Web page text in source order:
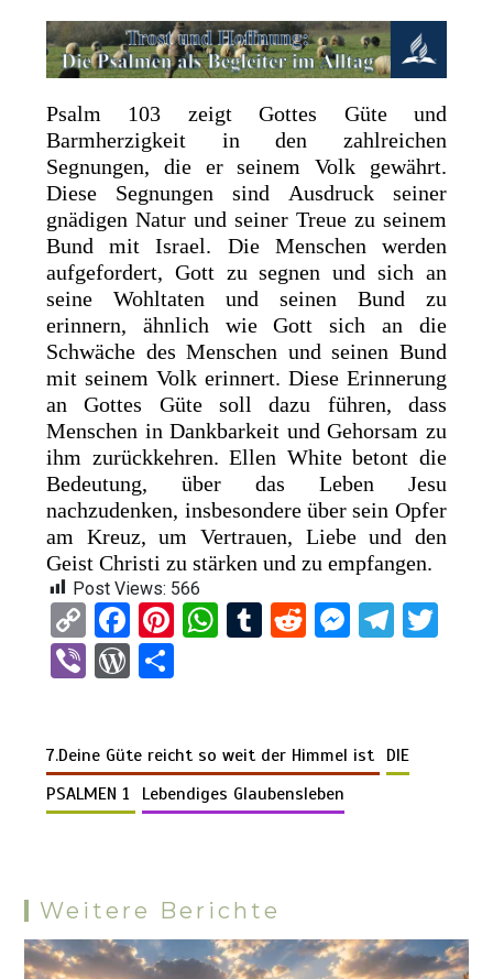
Psalm 103 zeigt Gottes Güte und
Barmherzigkeit in den zahlreichen
Segnungen, die er seinem Volk gewährt.
Diese Segnungen sind Ausdruck seiner
gnädigen Natur und seiner Treue zu seinem
Bund mit Israel. Die Menschen werden
aufgefordert, Gott zu segnen und sich an
seine Wohltaten und seinen Bund zu
erinnern, ähnlich wie Gott sich an die
Schwäche des Menschen und seinen Bund
mit seinem Volk erinnert. Diese Erinnerung
an Gottes Güte soll dazu führen, dass
Menschen in Dankbarkeit und Gehorsam zu
ihm zurückkehren. Ellen White betont die
Bedeutung, über das Leben Jesu
nachzudenken, insbesondere über sein Opfer
am Kreuz, um Vertrauen, Liebe und den
Geist Christi zu stärken und zu empfangen.
Post Views: 566
C
o
py
n
k
F
a
ce
o
o
Pi
t
W
A
p
T
r
R
t
M
g
T
a
Vi W
Pr
es
n
7.Deine Güte reicht so weit der Himmel ist DIE
PSALMEN 1
Lebendiges Glaubensleben
Weitere Berichte